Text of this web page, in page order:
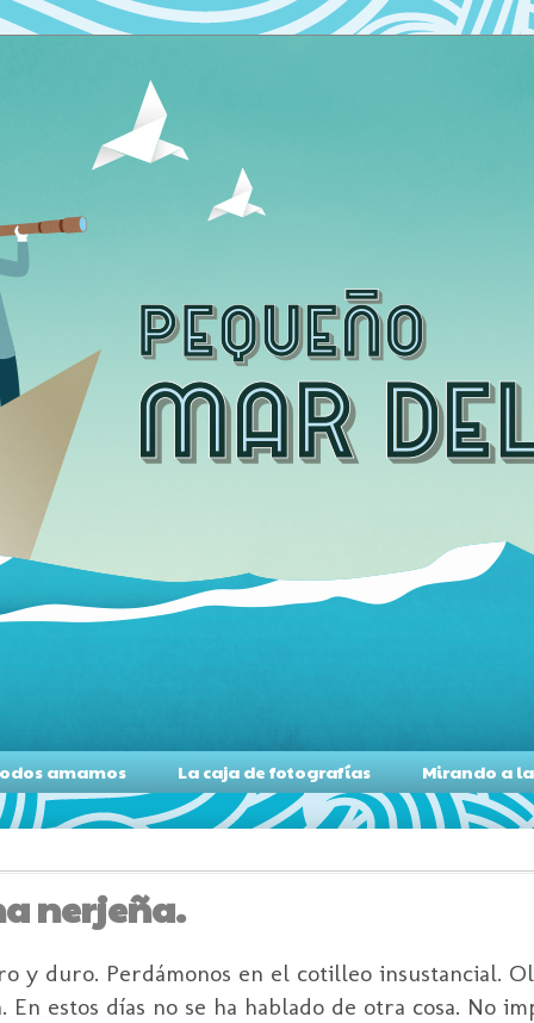
amamos La caja de fotografías Mirando a
nerjeña.
y duro. Perdámonos en el cotilleo insustancial.
En estos días no se ha hablado de otra cosa. No